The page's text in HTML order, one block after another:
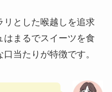
リとした喉越しを追求
まるでスイーツを食
当たりが特徴です。